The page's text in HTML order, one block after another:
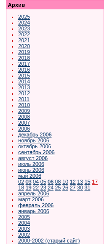
Архив
2025
2024
2023
2022
2021
2020
2019
2018
2017
2016
2015
2014
2013
2012
2011
2010
2009
2008
2007
2006
декабрь 2006
ноябрь 2006
октябрь 2006
сентябрь 2006
август 2006
июль 2006
июнь 2006
май 2006
02 03 04 05 06 08 10 12 13 15 17
18 19 22 23 24 25 26 27 30 31
апрель 2006
март 2006
февраль 2006
январь 2006
2005
2004
2003
2002
2000-2002 (старый сайт)